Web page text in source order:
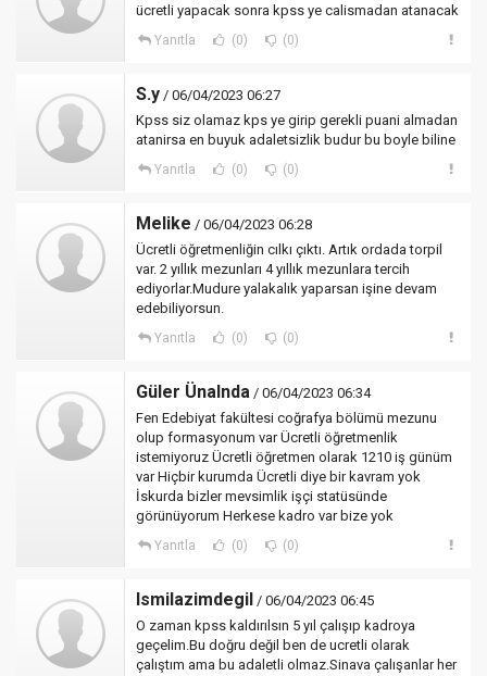
ücretli yapacak sonra kpss ye calismadan atanacak
Yanıtla (0) (0)
S.y / 06/04/2023 06:27
Kpss siz olamaz kps ye girip gerekli puani almadan
atanirsa en buyuk adaletsizlik budur bu boyle biline
Yanıtla (0) (0)
Melike / 06/04/2023 06:28
Ücretli öğretmenliğin cılkı çıktı. Artık ordada torpil
var. 2 yıllık mezunları 4 yıllık mezunlara tercih
ediyorlar.Mudure yalakalık yaparsan işine devam
edebiliyorsun.
Yanıtla (0) (0)
Güler Ünalnda / 06/04/2023 06:34
Fen Edebiyat fakültesi coğrafya bölümü mezunu
olup formasyonum var Ücretli öğretmenlik
istemiyoruz Ücretli öğretmen olarak 1210 iş günüm
var Hiçbir kurumda Ücretli diye bir kavram yok
İskurda bizler mevsimlik işçi statüsünde
görünüyorum Herkese kadro var bize yok
Yanıtla (0) (0)
Ismilazimdegil / 06/04/2023 06:45
O zaman kpss kaldırılsın 5 yıl çalışıp kadroya
geçelim.Bu doğru değil ben de ucretli olarak
çalıştım ama bu adaletli olmaz.Sinava çalışanlar her